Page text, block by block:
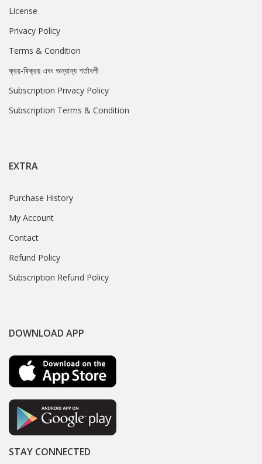
License
Privacy Policy
Terms & Condition
ক্রয়-বিক্রয় এবং অন্যান্য শর্তাবলী
Subscription Privacy Policy
Subscription Terms & Condition
EXTRA
Purchase History
My Account
Contact
Refund Policy
Subscription Refund Policy
DOWNLOAD APP
STAY CONNECTED